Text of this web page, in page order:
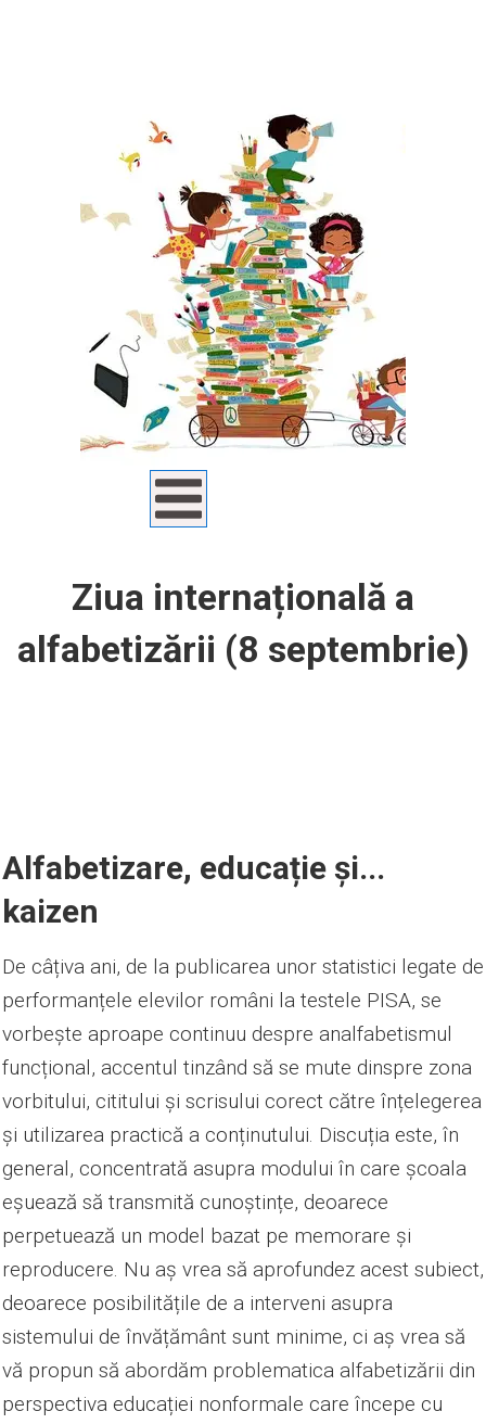
Ziua internațională a
alfabetizării (8 septembrie)
Alfabetizare, educație și...
kaizen
De câțiva ani, de la publicarea unor statistici legate de
performanțele elevilor români la testele PISA, se
vorbește aproape continuu despre analfabetismul
funcțional, accentul tinzând să se mute dinspre zona
vorbitului, cititului și scrisului corect către înțelegerea
și utilizarea practică a conținutului. Discuția este, în
general, concentrată asupra modului în care școala
eșuează să transmită cunoștințe, deoarece
perpetuează un model bazat pe memorare și
reproducere. Nu aș vrea să aprofundez acest subiect,
deoarece posibilitățile de a interveni asupra
sistemului de învățământ sunt minime, ci aș vrea să
vă propun să abordăm problematica alfabetizării din
perspectiva educației nonformale care începe cu